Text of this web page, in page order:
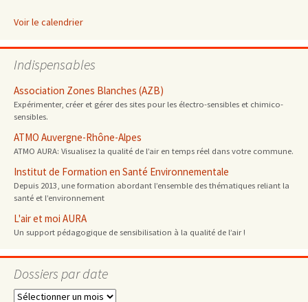
Voir le calendrier
Indispensables
Association Zones Blanches (AZB)
Expérimenter, créer et gérer des sites pour les électro-sensibles et chimico-
sensibles.
ATMO Auvergne-Rhône-Alpes
ATMO AURA: Visualisez la qualité de l’air en temps réel dans votre commune.
Institut de Formation en Santé Environnementale
Depuis 2013, une formation abordant l’ensemble des thématiques reliant la
santé et l’environnement
L'air et moi AURA
Un support pédagogique de sensibilisation à la qualité de l’air !
Dossiers par date
Dossiers